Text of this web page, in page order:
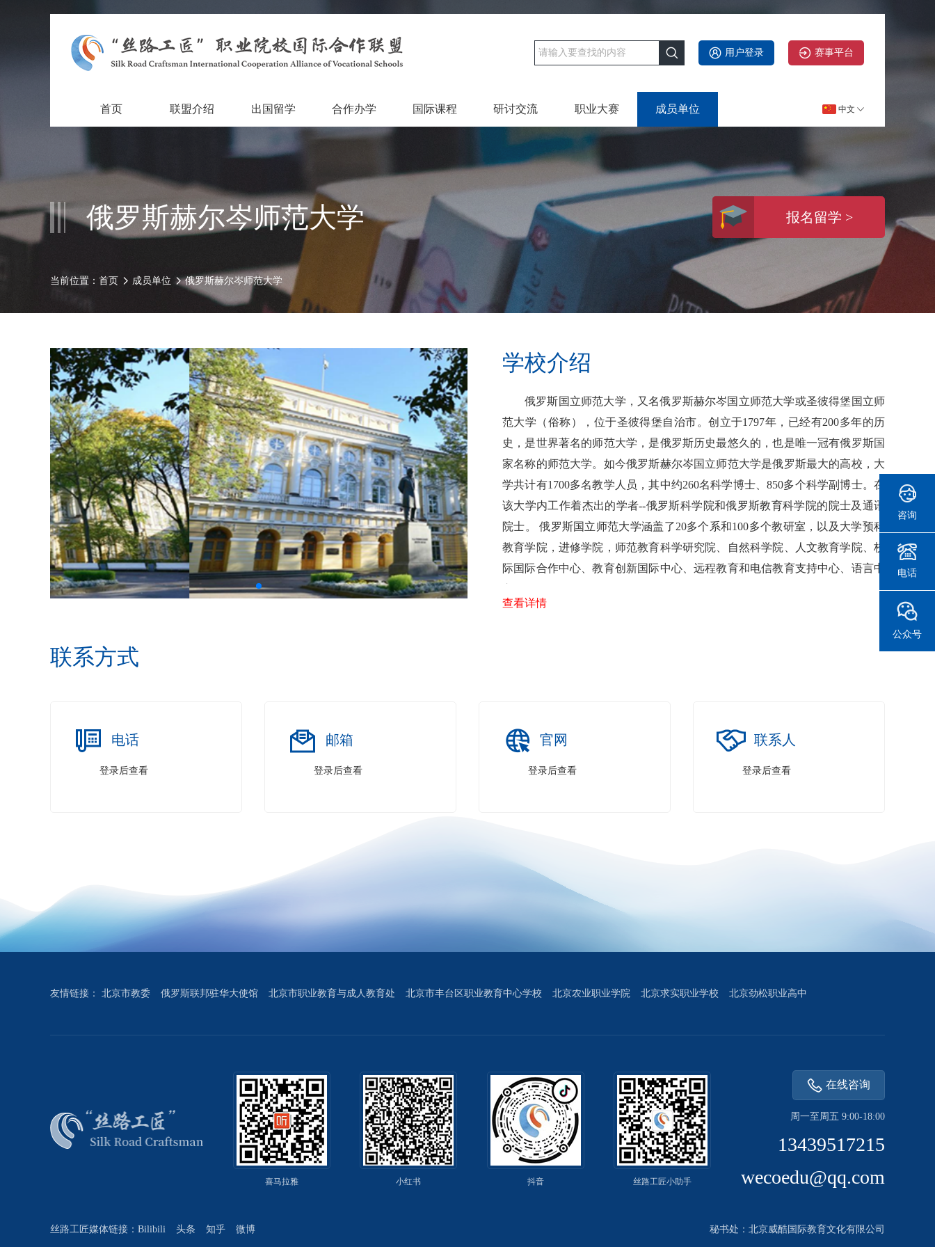
用户登录 赛事平台
首页 联盟介绍 出国留学 合作办学 国际课程 研讨交流 职业大赛 成员单位 中文
俄罗斯赫尔岑师范大学 报名留学 >
当前位置： 首页 成员单位 俄罗斯赫尔岑师范大学
学校介绍
俄罗斯国立师范大学，又名俄罗斯赫尔岑国立师范大学或圣彼得堡国立师
范大学（俗称），位于圣彼得堡自治市。创立于1797年，已经有200多年的历
史，是世界著名的师范大学，是俄罗斯历史最悠久的，也是唯一冠有俄罗斯国
家名称的师范大学。如今俄罗斯赫尔岑国立师范大学是俄罗斯最大的高校，大
学共计有1700多名教学人员，其中约260名科学博士、850多个科学副博士。在
该大学内工作着杰出的学者--俄罗斯科学院和俄罗斯教育科学院的院士及通讯
院士。 俄罗斯国立师范大学涵盖了20多个系和100多个教研室，以及大学预科
教育学院，进修学院，师范教育科学研究院、自然科学院、人文教育学院、校
际国际合作中心、教育创新国际中心、远程教育和电信教育支持中心、语言中
查看详情
联系方式
电话
登录后查看
邮箱
登录后查看
官网
登录后查看
联系人
登录后查看
友情链接： 北京市教委 俄罗斯联邦驻华大使馆 北京市职业教育与成人教育处 北京市丰台区职业教育中心学校 北京农业职业学院 北京求实职业学校 北京劲松职业高中
喜马拉雅 小红书 抖音 丝路工匠小助手
在线咨询
周一至周五 9:00-18:00
13439517215
wecoedu@qq.com
丝路工匠媒体链接： Bilibili 头条 知乎 微博 秘书处：北京威酷国际教育文化有限公司
咨询
电话
公众号